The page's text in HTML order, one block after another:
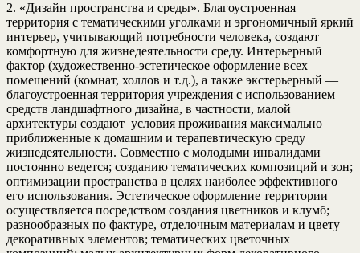
2. «Дизайн пространства и среды». Благоустроенная
территория с тематическими уголками и эргономичный яркий
интерьер, учитывающий потребности человека, создают
комфортную для жизнедеятельности среду. Интерьерный
фактор (художественно-эстетическое оформление всех
помещений (комнат, холлов и т.д.), а также экстерьерный —
благоустроенная территория учреждения с использованием
средств ландшафтного дизайна, в частности, малой
архитектуры создают условия проживания максимально
приближенные к домашним и терапевтическую среду
жизнедеятельности. Совместно с молодыми инвалидами
постоянно ведется; созданию тематических композиций и зон;
оптимизации пространства в целях наиболее эффективного
его использования. Эстетическое оформление территории
осуществляется посредством создания цветников и клумб;
разнообразных по фактуре, отделочным материалам и цвету
декоративных элементов; тематических цветочных